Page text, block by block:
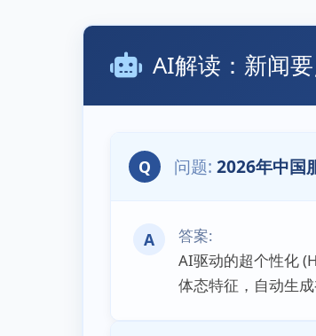
AI解读：新闻
Q 2026年中国
A
AI驱动的超个性化
体态特征，自动生